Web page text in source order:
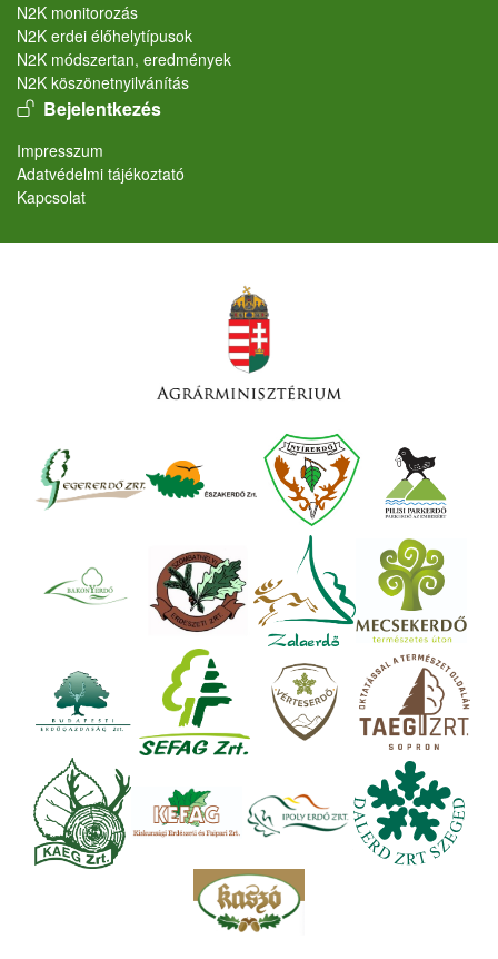
N2K monitorozás
N2K erdei élőhelytípusok
N2K módszertan, eredmények
N2K köszönetnyilvánítás
User account menu
Bejelentkezés
Lábléc
Impresszum
Adatvédelmi tájékoztató
Kapcsolat